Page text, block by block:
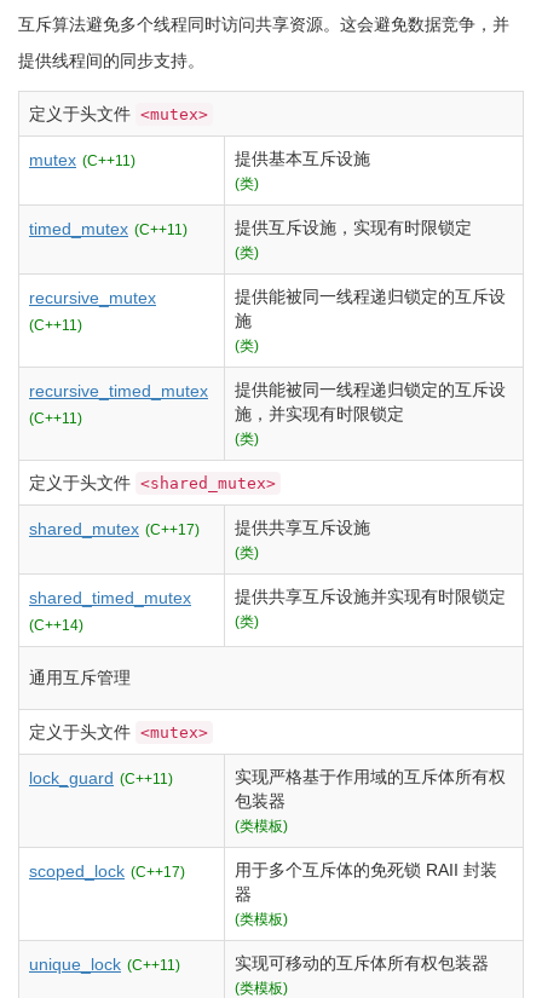
互斥算法避免多个线程同时访问共享资源。这会避免数据竞争，并
提供线程间的同步支持。
定义于头文件 <mutex>
mutex (C++11) 提供基本互斥设施
(类)
timed_mutex (C++11) 提供互斥设施，实现有时限锁定
(类)
recursive_mutex
(C++11)
提供能被同一线程递归锁定的互斥设
施
(类)
recursive_timed_mutex
(C++11)
提供能被同一线程递归锁定的互斥设
施，并实现有时限锁定
(类)
定义于头文件 <shared_mutex>
shared_mutex (C++17) 提供共享互斥设施
(类)
shared_timed_mutex
(C++14)
提供共享互斥设施并实现有时限锁定
(类)
通用互斥管理
定义于头文件 <mutex>
lock_guard (C++11)
实现严格基于作用域的互斥体所有权
包装器
(类模板)
scoped_lock (C++17)
用于多个互斥体的免死锁 RAII 封装
器
(类模板)
unique_lock (C++11) 实现可移动的互斥体所有权包装器
(类模板)